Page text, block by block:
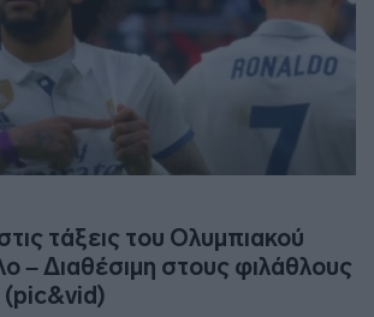
τάξεις του Ολυμπιακού
– Διαθέσιμη στους φιλάθλους
(pic&vid)